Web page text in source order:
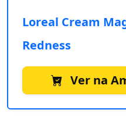
Loreal Cream
Redness
Ver na